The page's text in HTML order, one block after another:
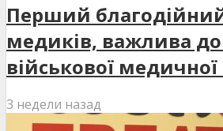
Перший
медиків, важлива
військової
3 недели назад